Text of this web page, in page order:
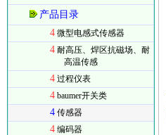
产品目录
4 微型电感式传感器
4 耐高压、焊区抗磁场、耐
高温传感
4 过程仪表
4 baumer开关类
4 传感器
4 编码器